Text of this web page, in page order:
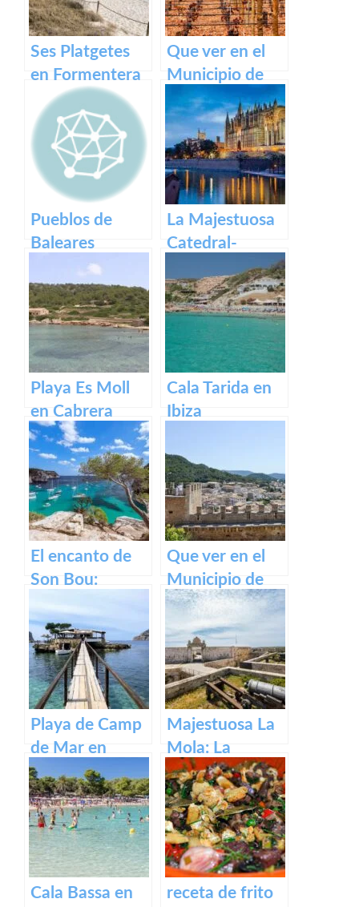
Ses Platgetes
en Formentera
Que ver en el
Municipio de
Binissalem en
Baleares
Pueblos de
Baleares
La Majestuosa
Catedral-
Basílica de
Santa María en
Mallorca.
Playa Es Moll
en Cabrera
Cala Tarida en
Ibiza
El encanto de
Son Bou:
belleza de
Menorca
Que ver en el
Municipio de
Capdepera en
Baleares
Playa de Camp
de Mar en
Mallorca
Majestuosa La
Mola: La
Fortaleza de
Menorca
Cala Bassa en
receta de frito